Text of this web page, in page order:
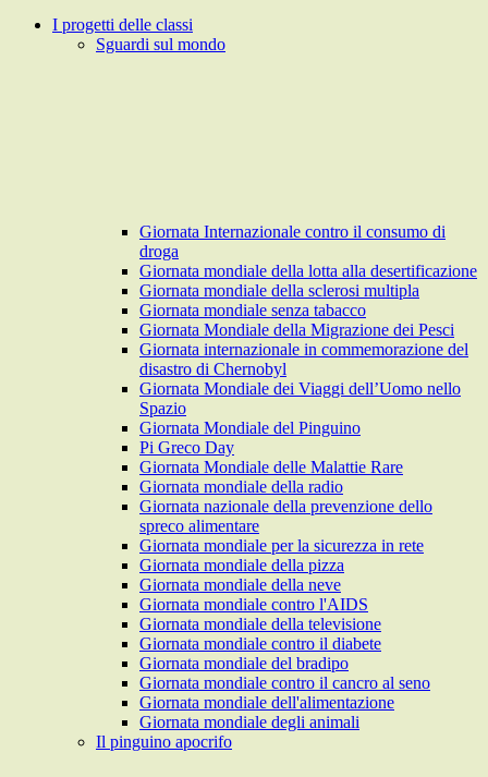
I progetti delle classi
Sguardi sul mondo
Giornata Internazionale contro il consumo di
droga
Giornata mondiale della lotta alla desertificazione
Giornata mondiale della sclerosi multipla
Giornata mondiale senza tabacco
Giornata Mondiale della Migrazione dei Pesci
Giornata internazionale in commemorazione del
disastro di Chernobyl
Giornata Mondiale dei Viaggi dell’Uomo nello
Spazio
Giornata Mondiale del Pinguino
Pi Greco Day
Giornata Mondiale delle Malattie Rare
Giornata mondiale della radio
Giornata nazionale della prevenzione dello
spreco alimentare
Giornata mondiale per la sicurezza in rete
Giornata mondiale della pizza
Giornata mondiale della neve
Giornata mondiale contro l'AIDS
Giornata mondiale della televisione
Giornata mondiale contro il diabete
Giornata mondiale del bradipo
Giornata mondiale contro il cancro al seno
Giornata mondiale dell'alimentazione
Giornata mondiale degli animali
Il pinguino apocrifo